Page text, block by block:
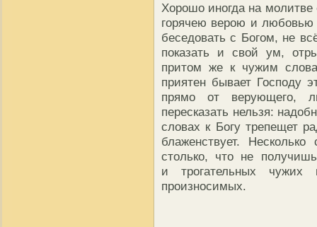
Хорошо иногда на
горячею верою и
беседовать с Богом, не
показать и свой ум,
притом же к чужим
приятен бывает Господу
прямо от верующего,
пересказать нельзя:
словах к Богу трепещет
блаженствует.
столько, что не
и трогательных чужих
произносимых.